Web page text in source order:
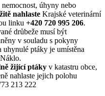
úhyny nebo
nahlaste Krajské veterinární
linku +420 720 995 206.
drůbeže musí být
v souladu s pokyny
uhynulé ptáky je umístěna
žijící ptáky v katastru obce,
nahlaste jejich polohu
213 222